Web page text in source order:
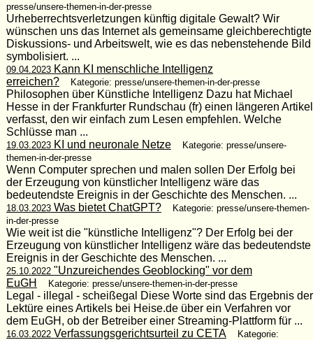
presse/unsere-themen-in-der-presse
Urheberrechtsverletzungen künftig digitale Gewalt? Wir
wünschen uns das Internet als gemeinsame gleichberechtigte
Diskussions- und Arbeitswelt, wie es das nebenstehende Bild
symbolisiert. ...
09.04.2023Kann KI menschliche Intelligenz
erreichen?
Kategorie: presse/unsere-themen-in-der-presse
Philosophen über Künstliche Intelligenz Dazu hat Michael
Hesse in der Frankfurter Rundschau (fr) einen längeren Artikel
verfasst, den wir einfach zum Lesen empfehlen. Welche
Schlüsse man ...
19.03.2023KI und neuronale Netze
Kategorie: presse/unsere-
themen-in-der-presse
Wenn Computer sprechen und malen sollen Der Erfolg bei
der Erzeugung von künstlicher Intelligenz wäre das
bedeutendste Ereignis in der Geschichte des Menschen. ...
18.03.2023Was bietet ChatGPT?
Kategorie: presse/unsere-themen-
in-der-presse
Wie weit ist die "künstliche Intelligenz"? Der Erfolg bei der
Erzeugung von künstlicher Intelligenz wäre das bedeutendste
Ereignis in der Geschichte des Menschen. ...
25.10.2022"Unzureichendes Geoblocking" vor dem
EuGH
Kategorie: presse/unsere-themen-in-der-presse
Legal - illegal - scheißegal Diese Worte sind das Ergebnis der
Lektüre eines Artikels bei Heise.de über ein Verfahren vor
dem EuGH, ob der Betreiber einer Streaming-Plattform für ...
16.03.2022Verfassungsgerichtsurteil zu CETA
Kategorie: